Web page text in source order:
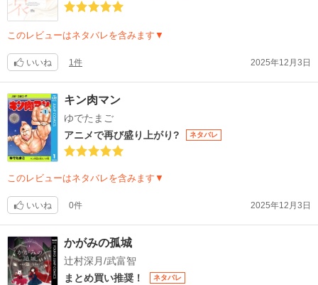
このレビューはネタバレを含みます▼
いいね 1件 2025年12月3日
キン肉マン
ゆでたまご
アニメで再び盛り上がり?️
ネタバレ
このレビューはネタバレを含みます▼
いいね 0件 2025年12月3日
かがみの孤城
辻村深月/武富智
まとめ買い推奨！
ネタバレ